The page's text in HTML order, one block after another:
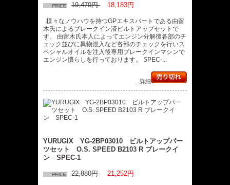
19,470円 18,183円
様々なノウハウを持つGPエキスパートである由留
木氏によるブレークイン済ビルトアップセットで
す。 由留木氏本人によってエンジン分解後各部のチ
ェック並びに異物混入など各部のチェックを行いス
ペシャルオイルを注入後専用ブレークインマシンで
エンジン慣らしを行っております。 SPEC-...
...詳細
YURUGIX YG-2BP03010 ビルトアップパー
ツセット O.S. SPEED B2103 R ブレークイ
ン SPEC-1
22,880円 21,252円